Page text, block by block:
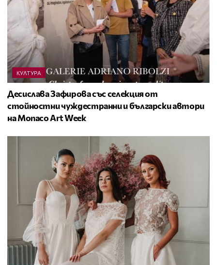
КУЛТУРА
Десислава Зафирова със селекция от
стойностни чуждестранни и български автори
на Monaco Art Week